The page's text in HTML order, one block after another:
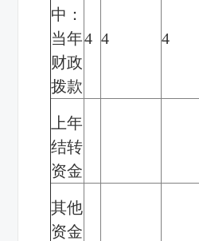
中：
当年
财政
拨款
4 4 4
上年
结转
资金
其他
资金